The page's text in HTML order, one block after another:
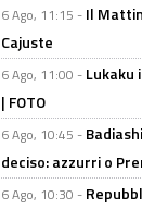
6 Ago, 11:15 - Il
Cajuste
6 Ago, 11:00 - Lukaku
| FOTO
6 Ago, 10:45 -
deciso: azzurri o
6 Ago, 10:30 -